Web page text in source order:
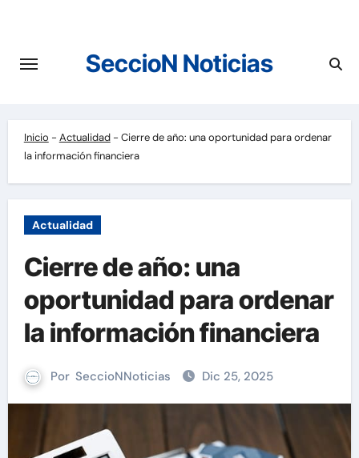
contenido
SeccioN Noticias
Inicio - Actualidad- Cierre de año: una oportunidad para ordenar
la información financiera
Actualidad
Cierre de año: una
oportunidad para ordenar
la información financiera
Por SeccioNNoticias Dic 25, 2025